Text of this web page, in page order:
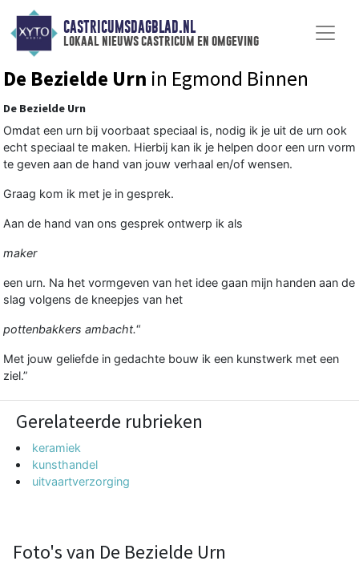
CASTRICUMSDAGBLAD.NL
lokaal nieuws castricum en omgeving
De Bezielde Urn in Egmond Binnen
De Bezielde Urn
Omdat een urn bij voorbaat speciaal is, nodig ik je uit de urn ook
echt speciaal te maken. Hierbij kan ik je helpen door een urn vorm
te geven aan de hand van jouw verhaal en/of wensen.
Graag kom ik met je in gesprek.
Aan de hand van ons gesprek ontwerp ik als
maker
een urn. Na het vormgeven van het idee gaan mijn handen aan de
slag volgens de kneepjes van het
pottenbakkers ambacht.“
Met jouw geliefde in gedachte bouw ik een kunstwerk met een
ziel.”
Gerelateerde rubrieken
keramiek
kunsthandel
uitvaartverzorging
Foto's van De Bezielde Urn